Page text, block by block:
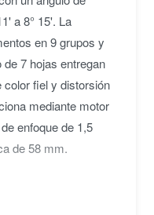
a 8° 15'. La
en 9 grupos y
7 hojas entregan
color fiel y distorsión
mediante motor
enfoque de 1,5
de 58 mm.